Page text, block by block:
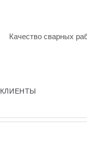
Качество сварных